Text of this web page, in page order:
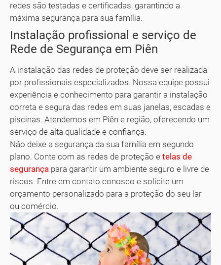
redes são testadas e certificadas, garantindo a
máxima segurança para sua família.
Instalação profissional e serviço de
Rede de Segurança em Piên
A instalação das redes de proteção deve ser realizada
por profissionais especializados. Nossa equipe possui
experiência e conhecimento para garantir a instalação
correta e segura das redes em suas janelas, escadas e
piscinas. Atendemos em Piên e região, oferecendo um
serviço de alta qualidade e confiança.
Não deixe a segurança da sua família em segundo
plano. Conte com as redes de proteção e telas de
segurança para garantir um ambiente seguro e livre de
riscos. Entre em contato conosco e solicite um
orçamento personalizado para a proteção do seu lar
ou comércio.